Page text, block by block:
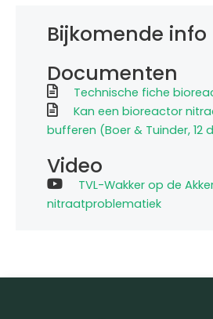
Bijkomende info
Documenten
Technische fiche
Kan een bioreactor
bufferen (Boer & Tuinder, 12
Video
TVL-Wakker op de
nitraatproblematiek